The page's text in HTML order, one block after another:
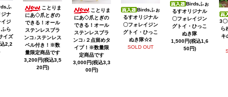
ふ
ジナ
イジ
ら
イズ
2,2
ことりま
にあ◇爪とぎの
できる！オール
ステンレスブラ
ンコ♪ステンレス
ベル付き！※数
量限定商品です
3,200円(税込3,5
20円)
ことりま
にあ◇爪とぎの
できる！オール
ステンレスブラ
ンコ♪２点留めタ
イプ！※数量限
定商品です
3,000円(税込3,3
00円)
Birdsふぉ
るすオリジナル
〇フォレイジン
グトイ・ひっこ
ぬき隊☆2
SOLD OUT
Birdsふぉ
るすオリジナル
〇フォレイジン
グトイ・ひっこ
ぬき隊
1,500円(税込1,6
50円)
3
ら
キ